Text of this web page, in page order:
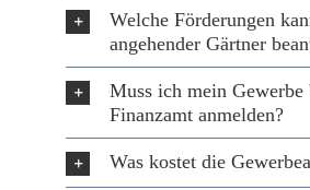
Welche Förderungen
angehender Gärtner
Muss ich mein Gewerbe
Finanzamt anmelden?
Was kostet die